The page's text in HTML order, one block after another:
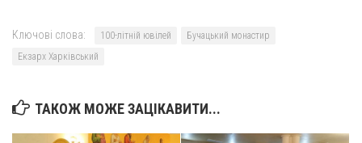
Ключові слова: 100-літній ювілей
Бучацький монастир
Екзарх Харківський
ТАКОЖ МОЖЕ ЗАЦІКАВИТИ...